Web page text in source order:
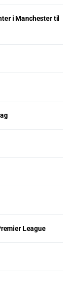
i Manchester til
League